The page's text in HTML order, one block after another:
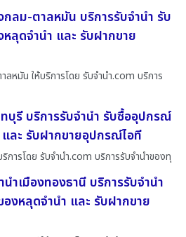
ลม-ตาลหมัน บริการรับจำนำ รับ
ลุดจำนำ และ รับฝากขาย
หมัน ให้บริการโดย รับจํานํา.com บริการ
บุรี บริการรับจำนำ รับซื้ออุปกรณ์
ละ รับฝากขายอุปกรณ์ไอที
การโดย รับจํานํา.com บริการรับจำนำของทุ
ำเมืองทองธานี บริการรับจำนำ
งหลุดจำนำ และ รับฝากขาย